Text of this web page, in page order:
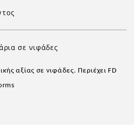
σε νιφάδες
αξίας σε νιφάδες. Περιέχει FD